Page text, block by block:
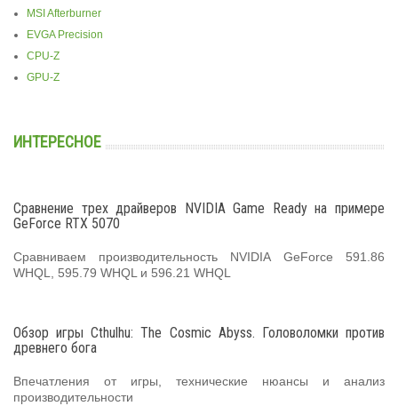
MSI Afterburner
EVGA Precision
CPU-Z
GPU-Z
ИНТЕРЕСНОЕ
Сравнение трех драйверов NVIDIA Game Ready на примере
GeForce RTX 5070
Сравниваем производительность NVIDIA GeForce 591.86
WHQL, 595.79 WHQL и 596.21 WHQL
Обзор игры Cthulhu: The Cosmic Abyss. Головоломки против
древнего бога
Впечатления от игры, технические нюансы и анализ
производительности